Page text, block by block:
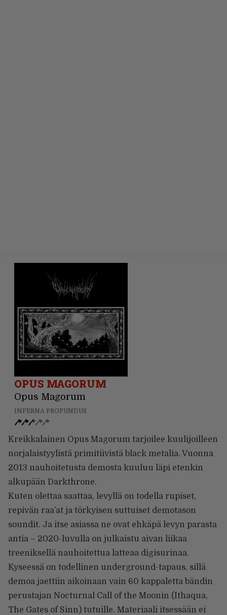
OPUS MAGORUM
Opus Magorum
INFERNA PROFUNDUS
Kreikkalainen Opus Magorum tarjoilee kuulijoilleen
norjalaistyylistä primitiivistä black metalia. Vuonna
2013 nauhoitetusta demosta kuuluu läpi etenkin
alkupään Darkthrone.
Kuten olettaa saattaa, levyllä on todella rupiset,
repivän raa’at ja törkyisen suttuiset demotason
soundit. Ja itse asiassa ne ovat ehkäpä levyn parasta
antia – 2020-luvulla on julkaistu aivan liikaa
treeniksellä nauhoitettua latteaa digisurinaa.
Kyseessä on todellinen underground-tapaus, sillä
demoa jaettiin aikoinaan vain 60 kappaletta bändin
perustajan Nocturnal Call of the Moonin (Ithaqua,
The Gates of Sinn) tutuille. Materiaali itsessään ei